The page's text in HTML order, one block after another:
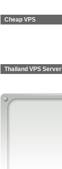
Cheap VPS
Thailand VPS Server